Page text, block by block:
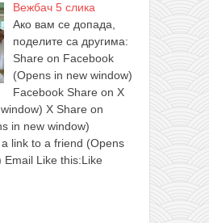
Вежбач 5 слика
Ако вам се допада,
поделите са другима:
Share on Facebook
(Opens in new window)
Facebook Share on X
X Share on
in new window)
link to a friend (Opens
Email Like this:Like